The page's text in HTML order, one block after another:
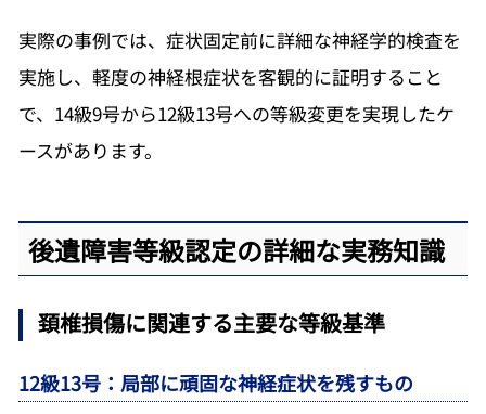
実際の事例では、症状固定前に詳細な神経学的検査を
実施し、軽度の神経根症状を客観的に証明すること
で、14級9号から12級13号への等級変更を実現したケ
ースがあります。
後遺障害等級認定の詳細な実務知識
頚椎損傷に関連する主要な等級基準
12級13号：局部に頑固な神経症状を残すもの